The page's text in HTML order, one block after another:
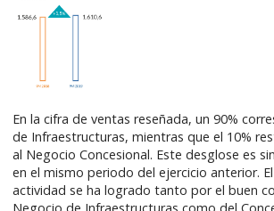
En la cifra de ventas reseñada, un 90%
de Infraestructuras, mientras que el 10%
al Negocio Concesional. Este desglose es
en el mismo periodo del ejercicio anterior.
actividad se ha logrado tanto por el buen